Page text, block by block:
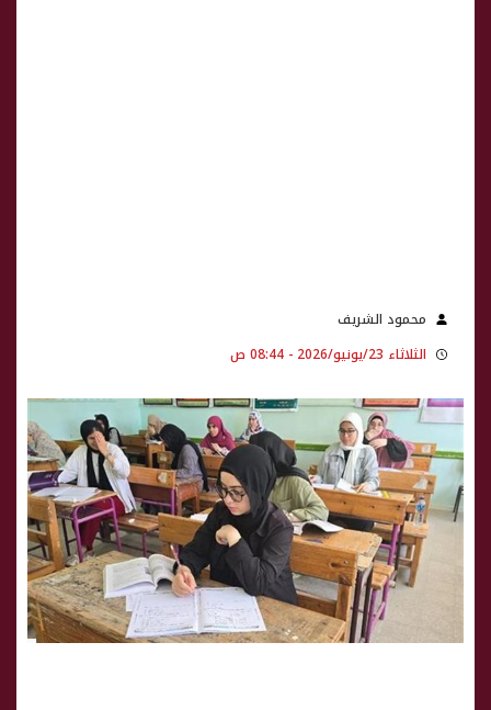
محمود الشريف
الثلاثاء 23/يونيو/2026 - 08:44 ص